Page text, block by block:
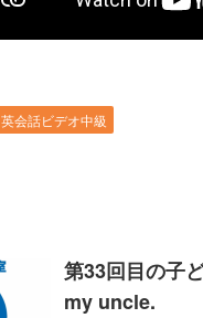
英会話ビデオ中級
第33回目の子
my uncle.